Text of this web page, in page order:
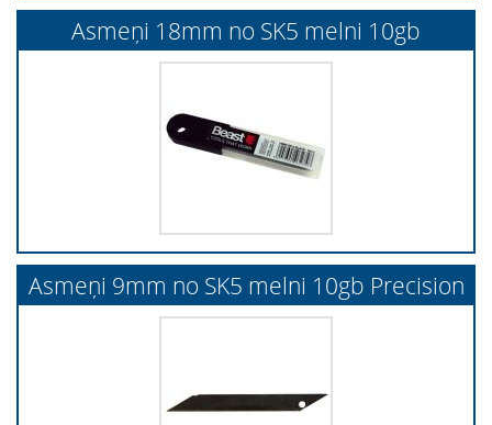
Asmeņi 18mm no SK5 melni 10gb
Asmeņi 9mm no SK5 melni 10gb Precision